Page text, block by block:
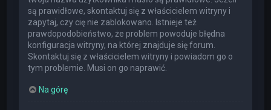
są prawidłowe, skontaktuj się z właścicielem witryny i
zapytaj, czy cię nie zablokowano. Istnieje też
prawdopodobieństwo, że problem powoduje błędna
konfiguracja witryny, na której znajduje się forum.
Skontaktuj się z właścicielem witryny i powiadom go o
tym problemie. Musi on go naprawić.
Na górę